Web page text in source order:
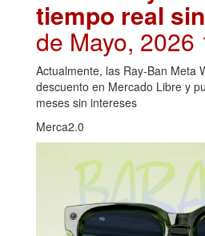
tiempo real
de Mayo, 2026
Actualmente, las Ray-Ban Meta
descuento en Mercado Libre y
meses sin intereses
Merca2.0